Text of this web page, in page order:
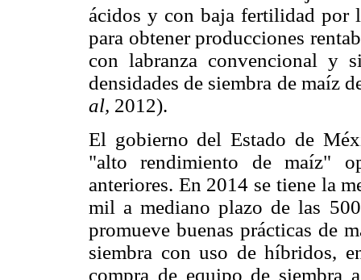
ácidos y con baja fertilidad por
para obtener producciones
con labranza convencional y
densidades de siembra de maíz
al, 2012).
El gobierno del Estado de
"alto rendimiento de maíz"
anteriores. En 2014 se tiene la
mil a mediano plazo de las
promueve buenas prácticas de
siembra con uso de híbridos,
compra de equipo de siembra